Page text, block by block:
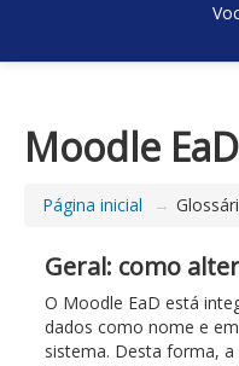
Moodle
Página inicial →
Geral: como
O Moodle EaD está
dados como nome e
sistema. Desta forma,